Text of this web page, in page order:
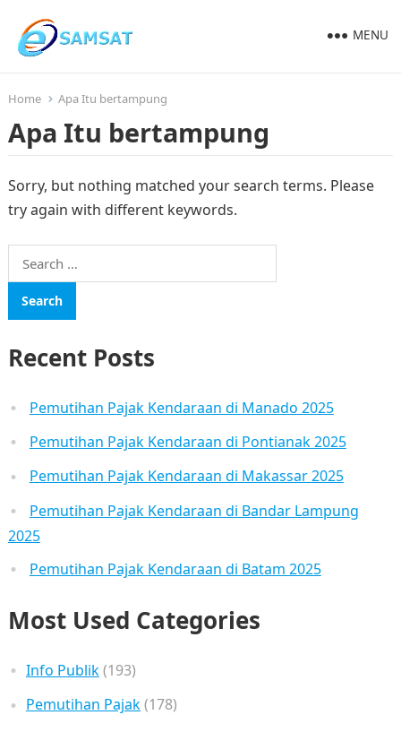
MENU
Home Apa Itu bertampung
Apa Itu bertampung
Sorry, but nothing matched your search terms. Please
try again with different keywords.
Search
for:
Recent Posts
Pemutihan Pajak Kendaraan di Manado 2025
Pemutihan Pajak Kendaraan di Pontianak 2025
Pemutihan Pajak Kendaraan di Makassar 2025
Pemutihan Pajak Kendaraan di Bandar Lampung
2025
Pemutihan Pajak Kendaraan di Batam 2025
Most Used Categories
Info Publik(193)
Pemutihan Pajak(178)